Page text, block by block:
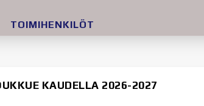
TOIMIHENKILÖT
KAUDELLA 2026-2027